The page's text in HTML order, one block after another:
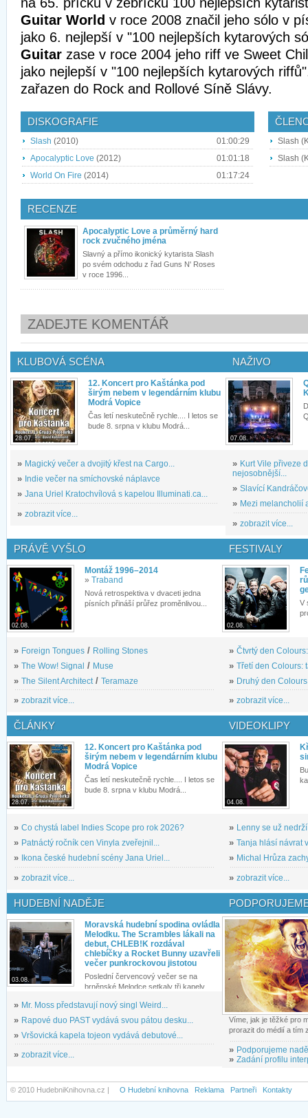
Guitar World v roce 2008 značil jeho sólo v
jako 6. nejlepší v "100 nejlepších kytarových
Guitar zase v roce 2004 jeho riff ve Sweet
jako nejlepší v "100 nejlepších kytarových
zařazen do Rock and Rollové Síně Slávy.
DISKOGRAFIE
Slash (2010)
01:00:29
Apocalyptic Love (2012)
01:01:18
World On Fire (2014) 01:17:24
Slash
Slash
RECENZE
Apocalyptic Love a průměrný hard
rock zvučného jména
Slavný a přímo ikonický kytarista Slash
po svém odchodu z řad Guns N' Roses
v roce 1996...
ZADEJTE KOMENTÁŘ
KLUBOVÁ SCÉNA
28.07.
12. Koncert pro Kaštánka pod
širým nebem v legendárním klubu
Modrá Vopice
Čas letí neskutečně rychle.... I letos se
bude 8. srpna v klubu Modrá...
» Magický večer a dvojitý křest na Cargo...
» Indie večer na smíchovské náplavce
» Jana Uriel Kratochvílová s kapelou Illuminati.ca...
» zobrazit více...
NAŽIVO
07.08.
» Kurt Vile přiveze
nejosobnější...
» Slavící
» Mezi melancholií
» zobrazit více...
PRÁVĚ VYŠLO
02.08.
Montáž 1996–2014
» Traband
Nová retrospektiva v dvaceti jedna
písních přináší průřez proměnlivou...
» Foreign Tongues / Rolling Stones
» The Wow! Signal / Muse
» The Silent Architect/ Teramaze
» zobrazit více...
FESTIVALY
02.08.
V
» Čtvrtý den
» Třetí den Colours:
» Druhý den
» zobrazit více...
ČLÁNKY
28.07.
12. Koncert pro Kaštánka pod
širým nebem v legendárním klubu
Modrá Vopice
Čas letí neskutečně rychle.... I letos se
bude 8. srpna v klubu Modrá...
» Co chystá label Indies Scope pro rok 2026?
» Patnáctý ročník cen Vinyla zveřejnil...
»
Ikona české hudební scény Jana Uriel...
» zobrazit více...
VIDEOKLIPY
04.08.
» Lenny se už
» Tanja hlásí návrat
» Michal Hrůza
» zobrazit více...
HUDEBNÍ NADĚJE
03.08.
Moravská hudební spodina ovládla
Melodku. The Scrambles lákali na
debut, CHLEB!K rozdával
chlebíčky a Rocket Bunny uzavřeli
večer punkrockovou jistotou
Poslední červencový večer se na
brněnské Melodce setkaly tři kapely...
» Mr. Moss představují nový singl Weird...
» Rapové duo PAST vydává svou pátou desku...
» Vršovická kapela tojeon vydává debutové...
» zobrazit více...
Víme, jak je těžké pro
prorazit do médií a tím
» Podporujeme
» Zadání profilu
© 2010 HudebniKnihovna.cz | O Hudební knihovna Reklama Partneři Kontakty